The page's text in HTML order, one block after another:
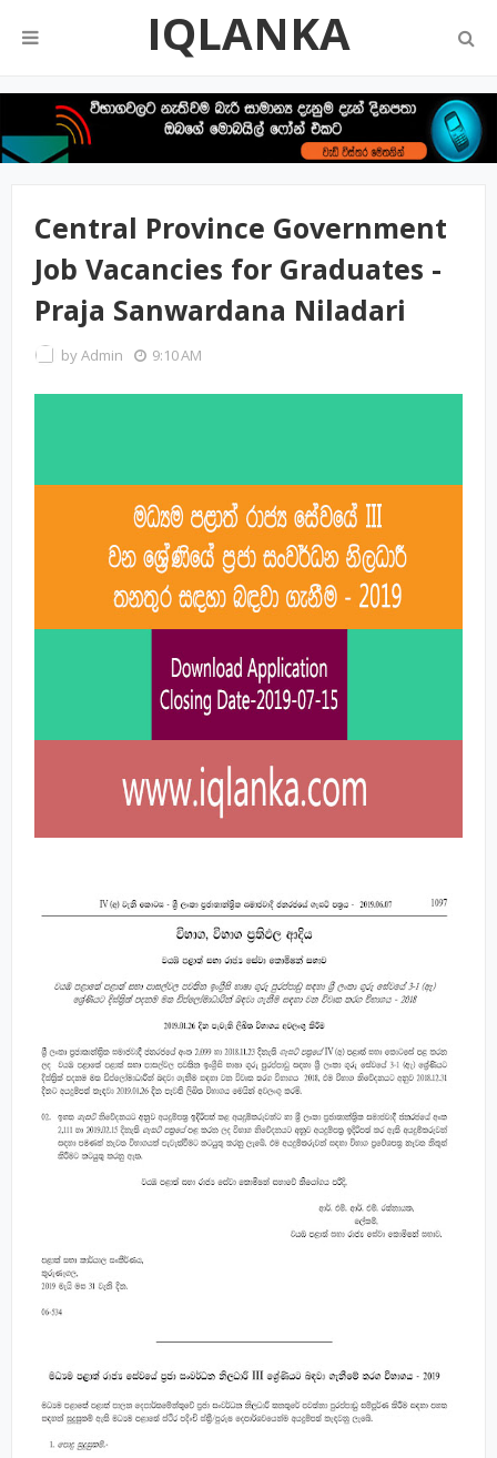
IQLANKA
Central Province Government
Job Vacancies for Graduates -
Praja Sanwardana Niladari
byAdmin 9:10 AM